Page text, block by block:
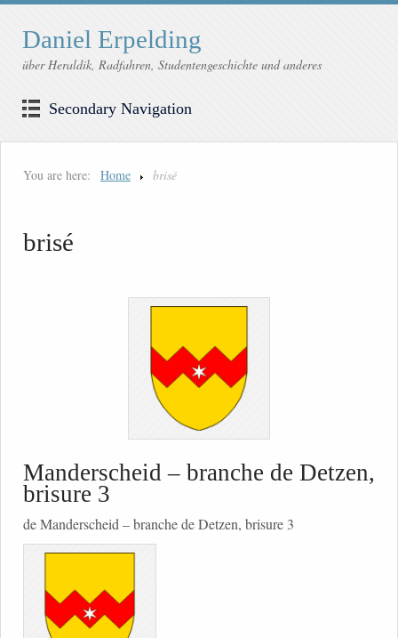
Daniel Erpelding
über Heraldik, Radfahren, Studentengeschichte und anderes
Secondary Navigation
You are here: Home brisé
brisé
Manderscheid – branche de Detzen,
brisure 3
de Manderscheid – branche de Detzen, brisure 3